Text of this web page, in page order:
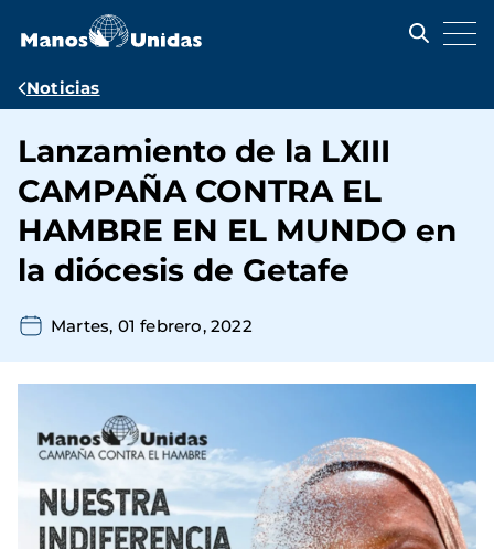
contenido
Ruta
navegación
Noticias
Lanzamiento de la LXIII
CAMPAÑA CONTRA EL
HAMBRE EN EL MUNDO en
la diócesis de Getafe
Martes, 01 febrero, 2022